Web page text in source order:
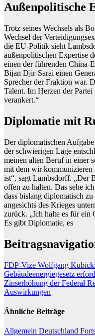
Außenpolitische
Trotz seines Wechsels als
Wechsel der
die EU-Politik sieht
außenpolitischen Expertise
einen der führenden China-
Bijan Djir-Sarai einen
Sprecher der Fraktion war.
Talent. Im Herzen der
verankert.“
Diplomatie mit
Der diplomatischen
der schwierigen Lage
meinen alten Beruf in einer
mit dem wir kommunizieren
ist“, sagt Lambsdorff. „Der
offen zu halten. Das sehe
dass bislang diplomatisch
angesichts des Krieges
zurück. „Ich halte es für ein
Es gibt Diplomatie, es
FDP-Vize Wolfgang
Gebäudeenergiegesetz
Zinserhöhung der Federal
Auswirkungen
Ähnliche Beiträge
Allgemein Deutschland